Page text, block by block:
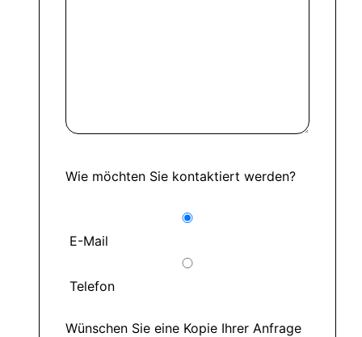
Wie möchten Sie kontaktiert werden?
E-Mail
Telefon
Wünschen Sie eine Kopie Ihrer Anfrage